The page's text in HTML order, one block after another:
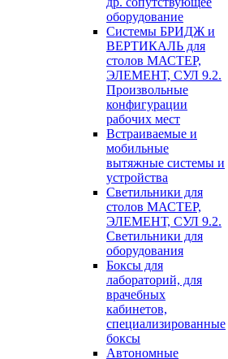
оборудование
Системы БРИДЖ и
ВЕРТИКАЛЬ для
столов МАСТЕР,
ЭЛЕМЕНТ, СУЛ 9.2.
Произвольные
конфигурации
рабочих мест
Встраиваемые и
мобильные
вытяжные системы и
устройства
Светильники для
столов МАСТЕР,
ЭЛЕМЕНТ, СУЛ 9.2.
Светильники для
оборудования
Боксы для
лабораторий, для
врачебных
кабинетов,
специализированные
боксы
Автономные